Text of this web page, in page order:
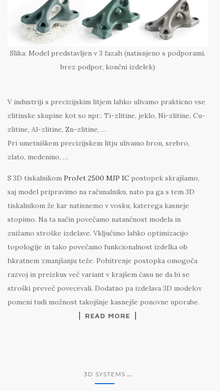
Slika: Model predstavljen v 3 fazah (natisnjeno s podporami,
brez podpor, končni izdelek)
V industriji s precizijskim litjem lahko ulivamo prakticno vse
zlitinske skupine kot so npr.: Ti-zlitine, jeklo, Ni-zlitine, Cu-
zlitine, Al-zlitine, Zn-zlitine, …
Pri umetniškem precizijskem litju ulivamo bron, srebro,
zlato, medenino, …
S 3D tiskalnikom ProJet 2500 MJP IC postopek skrajšamo,
saj model pripravimo na računalniku, nato pa ga s tem 3D
tiskalnikom že kar natisnemo v vosku, katerega kasneje
stopimo. Na ta način povečamo natančnost modela in
znižamo stroške izdelave. Vključimo lahko optimizacijo
topologije in tako povečamo funkcionalnost izdelka ob
hkratnem zmanjšanju teže. Pohitrenje postopka omogoča
razvoj in preizkus več variant v krajšem času ne da bi se
stroški preveč povecevali. Dodatno pa izdelava 3D modelov
pomeni tudi možnost takojšnje kasnejše ponovne uporabe.
READ MORE
3D SYSTEMS ...